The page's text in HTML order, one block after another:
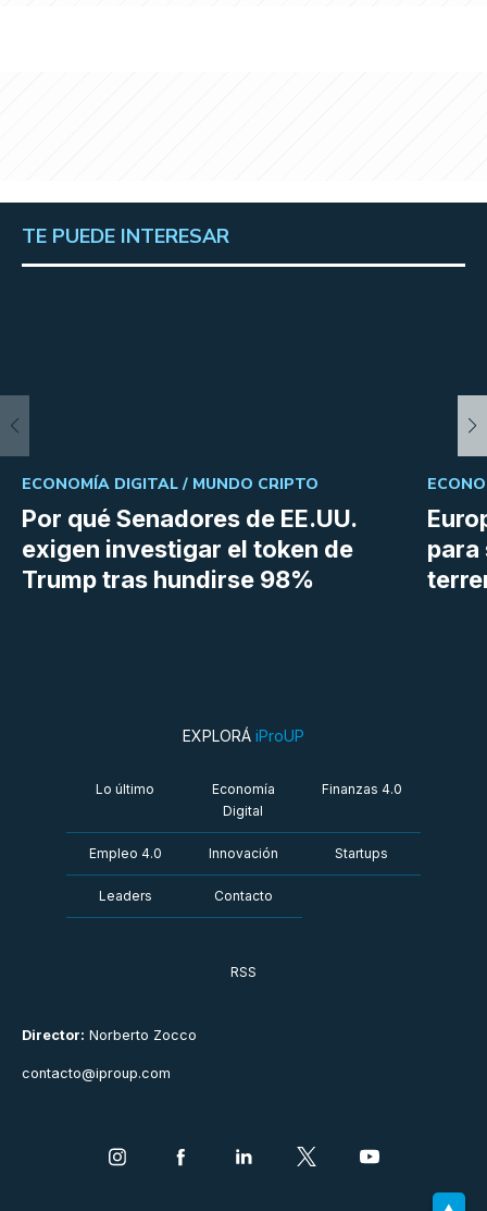
TE PUEDE INTERESAR
Por qué Senadores de EE.UU.
exigen investigar el token de
Trump tras hundirse 98%
ECONOMÍA DIGITAL / MUNDO CRIPTO
para
Director: Norberto Zocco
contacto@iproup.com
EXPLORÁ iProUP
Lo último
Economía
Digital
Finanzas 4.0
Empleo 4.0 Innovación Startups
Leaders Contacto
RSS